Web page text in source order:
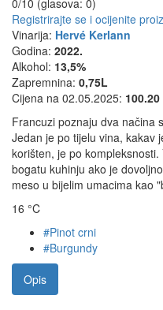
0/10 (glasova: 0)
Registrirajte se i ocijenite
Vinarija: Hervé Kerlann
Godina: 2022.
Alkohol: 13,5%
Zapremnina: 0,75L
Cijena na 02.05.2025: 100.20
Francuzi poznaju dva načina
Jedan je po tijelu vina, kakav
korišten, je po
bogatu kuhinju ako je
meso u bijelim umacima kao
16 °C
#Pinot crni
#Burgundy
Opis